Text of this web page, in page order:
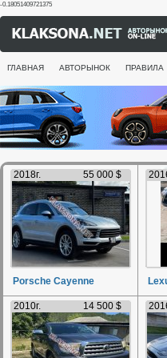
-0.18051409721375
ГЛАВНАЯ АВТОРЫНОК ПРАВИЛА
2018г. 55 000 $
Porsche Cayenne
2010г. 14 500 $